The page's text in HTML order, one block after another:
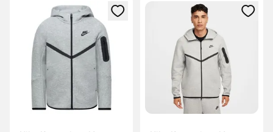
Megnyit egy modált a bejelentkezéshez vagy a tagként
Megnyit egy modált a